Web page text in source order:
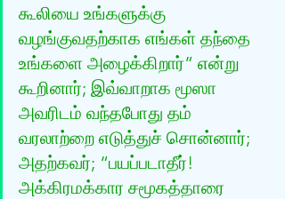
கூலியை உங்களுக்கு
வழங்குவதற்காக எங்கள் தந்தை
உங்களை அழைக்கிறார்” என்று
கூறினார்; இவ்வாறாக மூஸா
அவரிடம் வந்தபோது தம்
வரலாற்றை எடுத்துச் சொன்னார்;
அதற்கவர்; “பயப்படாதீர்!
அக்கிரமக்கார சமூகத்தாரை